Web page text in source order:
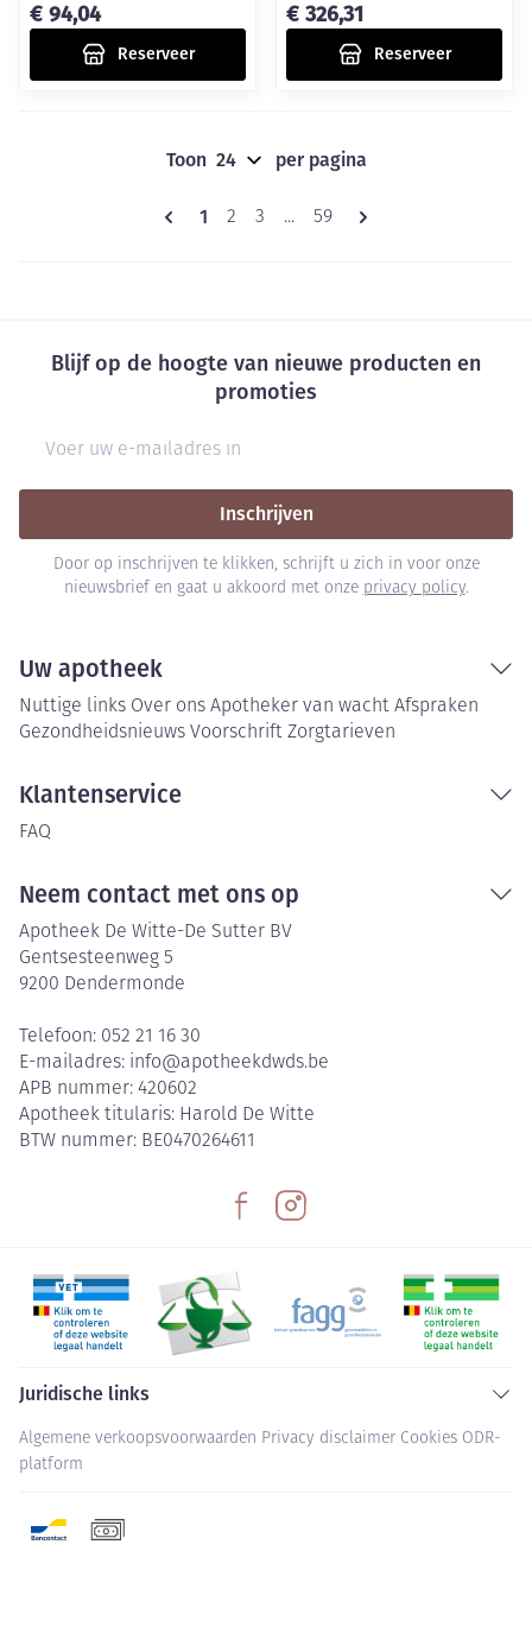
€ 94,04
Reserveer
€ 326,31
Reserveer
Pagina's
U lees momenteel pagina
1 Pagina
2 Pagina
3 ... Pagina
59
Toon per pagina
Blijf op de hoogte van nieuwe producten en
promoties
Inschrijven
Door op inschrijven te klikken, schrijft u zich in voor onze
nieuwsbrief en gaat u akkoord met onze privacy policy.
Uw apotheek
Nuttige links Over ons Apotheker van wacht Afspraken
Gezondheidsnieuws Voorschrift Zorgtarieven
Klantenservice
FAQ
Neem contact met ons op
Apotheek De Witte-De Sutter BV
Gentsesteenweg 5
9200 Dendermonde
Telefoon: 052 21 16 30
E-mailadres: info@apotheekdwds.be
APB nummer: 420602
Apotheek titularis: Harold De Witte
BTW nummer: BE0470264611
Juridische links
Algemene verkoopsvoorwaarden Privacy disclaimer Cookies ODR-
platform